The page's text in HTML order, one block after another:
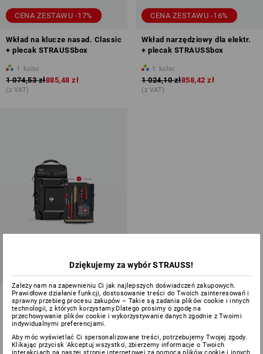
CENA ZESTAWU -17%
Wkład na klucze nasad. Classic
+ plecak STRAUSSbox
1 kolor
1 074,53 zł885,48 zł
(z VAT)
CENA ZESTAWU -16%
Wkład narzędziowy dla elektr.
+ plecak STRAUSSbox
1 kolor
1 024,10 zł858,42 zł
(z VAT)
CENA ZESTAWU -15%
Wkład Uniwersalny Classic +
plecak STRAUSSbox
1 kolor
1 079,45 zł913,77 zł
(z VAT)
Dziękujemy za wybór STRAUSS!
Zależy nam na zapewnieniu Ci jak najlepszych doświadczeń zakupowych.
Prawidłowe działanie funkcji, dostosowanie treści do Twoich zainteresowań i
sprawny przebieg procesu zakupów – Takie są zadania plików cookie i innych
technologii, z których korzystamy.Dlatego prosimy o zgodę na
przechowywanie plików cookie i wykorzystywanie danych zgodnie z Twoimi
indywidualnymi preferencjami.
Aby móc wyświetlać Ci spersonalizowane treści, potrzebujemy Twojej zgody.
Klikając przycisk 'Akceptuj wszystko', zbierzemy informacje o Twoich
interakcjach na naszej stronie internetowej za pomocą plików cookie i innych